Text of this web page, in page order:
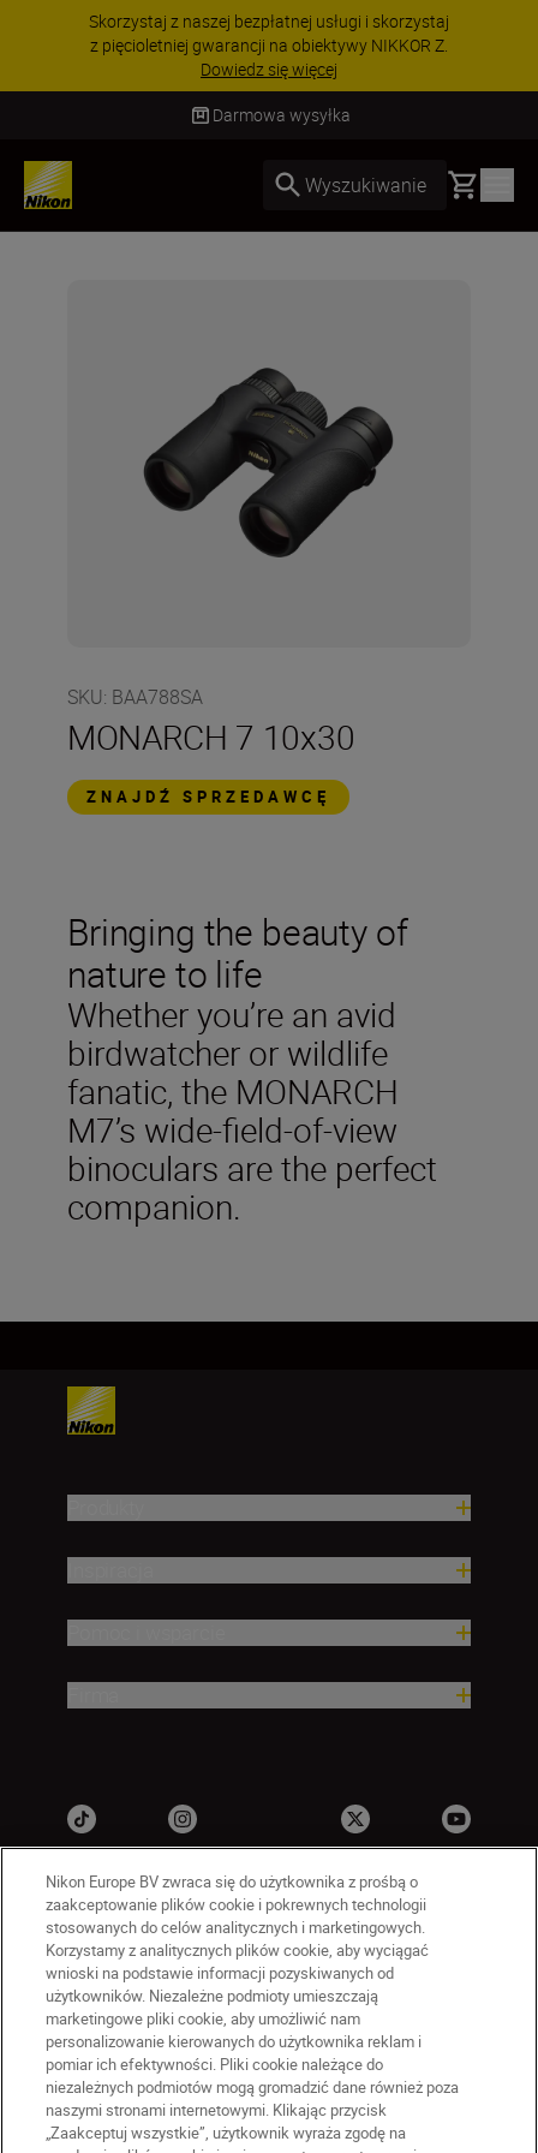
Skorzystaj z naszej bezpłatnej usługi i skorzystaj
z pięcioletniej gwarancji na obiektywy NIKKOR Z.
Dowiedz się więcej
Darmowa wysyłka
Wyszukiwanie Basket
SKU: BAA788SA
MONARCH 7 10x30
ZNAJDŹ SPRZEDAWCĘ
Bringing the beauty of
nature to life
Whether you’re an avid
birdwatcher or wildlife
fanatic, the MONARCH
M7’s wide-field-of-view
binoculars are the perfect
companion.
PL Nikon Sites
Skontaktuj się z nami
Oświadczenie dotyczące prywatności
Warunki użytkowania
Warunki korzystania z Nikon Store
Nikon Europe BV zwraca się do użytkownika z prośbą o
zaakceptowanie plików cookie i pokrewnych technologii
stosowanych do celów analitycznych i marketingowych.
Korzystamy z analitycznych plików cookie, aby wyciągać
wnioski na podstawie informacji pozyskiwanych od
użytkowników. Niezależne podmioty umieszczają
marketingowe pliki cookie, aby umożliwić nam
personalizowanie kierowanych do użytkownika reklam i
pomiar ich efektywności. Pliki cookie należące do
niezależnych podmiotów mogą gromadzić dane również poza
naszymi stronami internetowymi. Klikając przycisk
„Zaakceptuj wszystkie”, użytkownik wyraża zgodę na